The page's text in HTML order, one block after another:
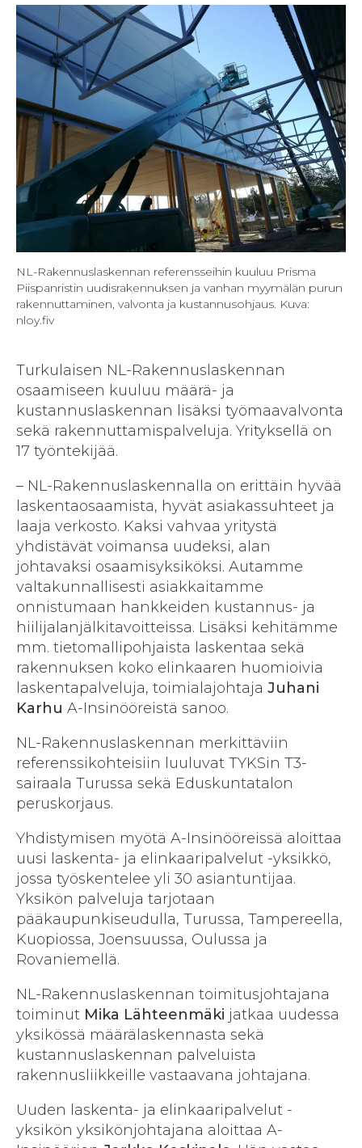
NL-Rakennuslaskennan referensseihin kuuluu Prisma
Piispanristin uudisrakennuksen ja vanhan myymälän purun
rakennuttaminen, valvonta ja kustannusohjaus. Kuva:
nloy.fiv
Turkulaisen NL-Rakennuslaskennan
osaamiseen kuuluu määrä- ja
kustannuslaskennan lisäksi työmaavalvonta
sekä rakennuttamispalveluja. Yrityksellä on
17 työntekijää.
– NL-Rakennuslaskennalla on erittäin hyvää
laskentaosaamista, hyvät asiakassuhteet ja
laaja verkosto. Kaksi vahvaa yritystä
yhdistävät voimansa uudeksi, alan
johtavaksi osaamisyksiköksi. Autamme
valtakunnallisesti asiakkaitamme
onnistumaan hankkeiden kustannus- ja
hiilijalanjälkitavoitteissa. Lisäksi kehitämme
mm. tietomallipohjaista laskentaa sekä
rakennuksen koko elinkaaren huomioivia
laskentapalveluja, toimialajohtaja Juhani
Karhu A-Insinööreistä sanoo.
NL-Rakennuslaskennan merkittäviin
referenssikohteisiin luuluvat TYKSin T3-
sairaala Turussa sekä Eduskuntatalon
peruskorjaus.
Yhdistymisen myötä A-Insinööreissä aloittaa
uusi laskenta- ja elinkaaripalvelut -yksikkö,
jossa työskentelee yli 30 asiantuntijaa.
Yksikön palveluja tarjotaan
pääkaupunkiseudulla, Turussa, Tampereella,
Kuopiossa, Joensuussa, Oulussa ja
Rovaniemellä.
NL-Rakennuslaskennan toimitusjohtajana
toiminut Mika Lähteenmäki jatkaa uudessa
yksikössä määrälaskennasta sekä
kustannuslaskennan palveluista
rakennusliikkeille vastaavana johtajana.
Uuden laskenta- ja elinkaaripalvelut -
yksikön yksikönjohtajana aloittaa A-